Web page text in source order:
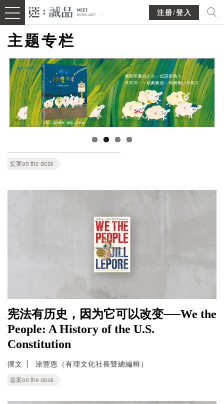
注册/登入
主题专栏
提案on the desk
宪法有历史，因为它可以改变──We the
People: A History of the U.S.
Constitution
撰文 涂豐恩（有理文化社長暨總編輯）
提案on the desk